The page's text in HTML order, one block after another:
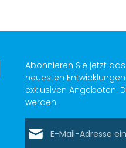
Abonnieren Sie jetzt
neuesten
exklusiven Angeboten.
werden.